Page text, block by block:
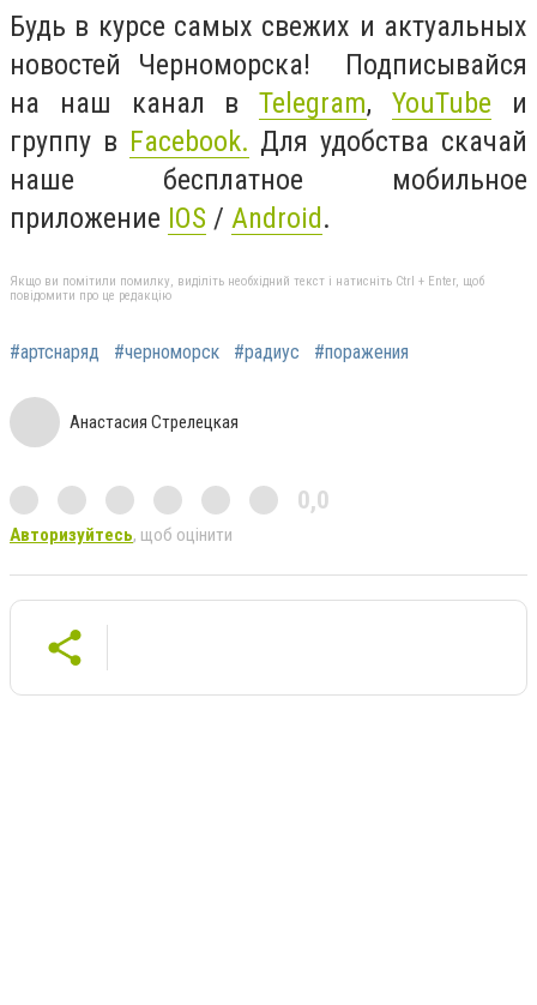
Будь в курсе самых свежих и актуальных
новостей Черноморска! Подписывайся
на наш канал вTelegram,YouTube и
группу в Facebook. Для удобства скачай
наше бесплатное мобильное
приложение IOS / Android.
Якщо ви помітили помилку, виділіть необхідний текст і натисніть Ctrl + Enter, щоб
повідомити про це редакцію
#артснаряд #черноморск #радиус #поражения
Анастасия Стрелецкая
0,0
Авторизуйтесь, щоб оцінити